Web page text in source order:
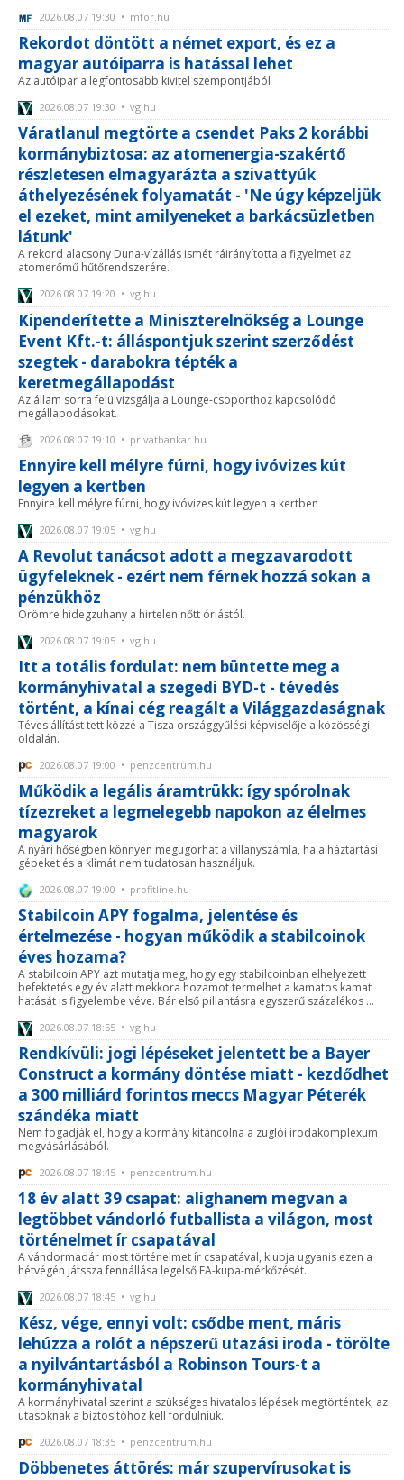
2026.08.07 19:30 • mfor.hu
Rekordot döntött a német export, és ez a
magyar autóiparra is hatással lehet
Az autóipar a legfontosabb kivitel szempontjából
2026.08.07 19:30 • vg.hu
Váratlanul megtörte a csendet Paks 2 korábbi
kormánybiztosa: az atomenergia-szakértő
részletesen elmagyarázta a szivattyúk
áthelyezésének folyamatát - 'Ne úgy képzeljük
el ezeket, mint amilyeneket a barkácsüzletben
látunk'
A rekord alacsony Duna-vízállás ismét ráirányította a figyelmet az
atomerőmű hűtőrendszerére.
2026.08.07 19:20 • vg.hu
Kipenderítette a Miniszterelnökség a Lounge
Event Kft.-t: álláspontjuk szerint szerződést
szegtek - darabokra tépték a
keretmegállapodást
Az állam sorra felülvizsgálja a Lounge-csoporthoz kapcsolódó
megállapodásokat.
2026.08.07 19:10 • privatbankar.hu
Ennyire kell mélyre fúrni, hogy ivóvizes kút
legyen a kertben
Ennyire kell mélyre fúrni, hogy ivóvizes kút legyen a kertben
2026.08.07 19:05 • vg.hu
A Revolut tanácsot adott a megzavarodott
ügyfeleknek - ezért nem férnek hozzá sokan a
pénzükhöz
Örömre hidegzuhany a hirtelen nőtt óriástól.
2026.08.07 19:05 • vg.hu
Itt a totális fordulat: nem büntette meg a
kormányhivatal a szegedi BYD-t - tévedés
történt, a kínai cég reagált a Világgazdaságnak
Téves állítást tett közzé a Tisza országgyűlési képviselője a közösségi
oldalán.
2026.08.07 19:00 • penzcentrum.hu
Működik a legális áramtrükk: így spórolnak
tízezreket a legmelegebb napokon az élelmes
magyarok
A nyári hőségben könnyen megugorhat a villanyszámla, ha a háztartási
gépeket és a klímát nem tudatosan használjuk.
2026.08.07 19:00 • profitline.hu
Stabilcoin APY fogalma, jelentése és
értelmezése - hogyan működik a stabilcoinok
éves hozama?
A stabilcoin APY azt mutatja meg, hogy egy stabilcoinban elhelyezett
befektetés egy év alatt mekkora hozamot termelhet a kamatos kamat
hatását is figyelembe véve. Bár első pillantásra egyszerű százalékos ...
2026.08.07 18:55 • vg.hu
Rendkívüli: jogi lépéseket jelentett be a Bayer
Construct a kormány döntése miatt - kezdődhet
a 300 milliárd forintos meccs Magyar Péterék
szándéka miatt
Nem fogadják el, hogy a kormány kitáncolna a zuglói irodakomplexum
megvásárlásából.
2026.08.07 18:45 • penzcentrum.hu
18 év alatt 39 csapat: alighanem megvan a
legtöbbet vándorló futballista a világon, most
történelmet ír csapatával
A vándormadár most történelmet ír csapatával, klubja ugyanis ezen a
hétvégén játssza fennállása legelső FA-kupa-mérkőzését.
2026.08.07 18:45 • vg.hu
Kész, vége, ennyi volt: csődbe ment, máris
lehúzza a rolót a népszerű utazási iroda - törölte
a nyilvántartásból a Robinson Tours-t a
kormányhivatal
A kormányhivatal szerint a szükséges hivatalos lépések megtörténtek, az
utasoknak a biztosítóhoz kell fordulniuk.
2026.08.07 18:35 • penzcentrum.hu
Döbbenetes áttörés: már szupervírusokat is